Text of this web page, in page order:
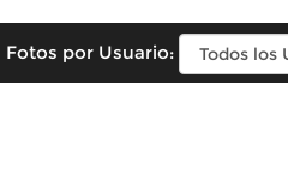
Fotos por Usuario: